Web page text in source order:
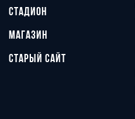
СТАДИОН
МАГАЗИН
СТАРЫЙ САЙТ